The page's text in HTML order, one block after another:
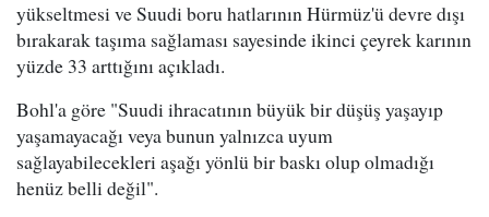
yükseltmesi ve Suudi boru hatlarının Hürmüz'ü devre dışı
bırakarak taşıma sağlaması sayesinde ikinci çeyrek karının
yüzde 33 arttığını açıkladı.
Bohl'a göre "Suudi ihracatının büyük bir düşüş yaşayıp
yaşamayacağı veya bunun yalnızca uyum
sağlayabilecekleri aşağı yönlü bir baskı olup olmadığı
henüz belli değil".